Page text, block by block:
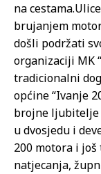
na cestama.
brujanjem
došli podržati
organizaciji MK
tradicionalni
općine “Ivanje
brojne ljubitelje
u dvosjedu i
200 motora i
natjecanja,